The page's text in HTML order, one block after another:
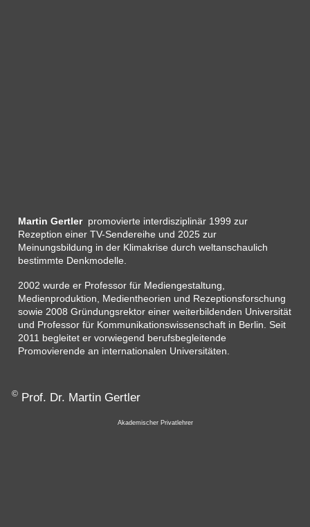
Martin Gertlerpromovierte interdisziplinär 1999 zur
Rezeption einer TV-Sendereihe und 2025 zur
Meinungsbildung in der Klimakrise durch weltanschaulich
bestimmte Denkmodelle.
2002 wurde er Professor für Mediengestaltung,
Medienproduktion, Medientheorien und Rezeptionsforschung
sowie 2008 Gründungsrektor einer weiterbildenden Universität
und Professor für Kommunikationswissenschaft in Berlin. Seit
2011 begleitet er vorwiegend berufsbegleitende
Promovierende an internationalen Universitäten.
© Prof. Dr. Martin Gertler
Akademischer Privatlehrer